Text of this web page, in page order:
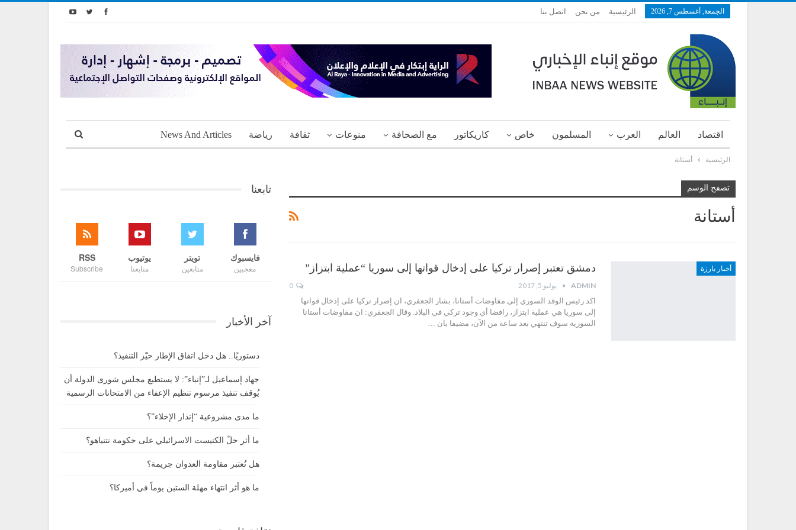
الجمعة, أغسطس 7, 2026 الرئيسية من نحن اتصل بنا
اقتصاد العالم العرب المسلمون خاص كاريكاتور مع الصحافة منوعات ثقافة رياضة News And Articles
الرئيسية أستانة
تصفح الوسم
أستانة
أخبار بارزة دمشق تعتبر إصرار تركيا على إدخال قواتها إلى سوريا “عملية ابتزاز”
ADMIN يوليو 5, 2017
اكد رئيس الوفد السوري إلى مفاوضات أستانا، بشار الجعفري، ان إصرار تركيا على إدخال قواتها
إلى سوريا هي عملية ابتزاز، رافضا أي وجود تركي في البلاد. وقال الجعفري: ان مفاوضات أستانا
السورية سوف تنتهي بعد ساعة من الآن، مضيفا بان …
تابعنا
فايسبوك
معجبين
تويتر
متابعين
يوتيوب
متابعنا
RSS
Subscribe
آخر الأخبار
دستوريًا.. هل دخل اتفاق الإطار حيّز التنفيذ؟
جهاد إسماعيل لـ”إنباء”: لا يستطيع مجلس شورى الدولة أن
يُوقف تنفيذ مرسوم تنظيم الإعفاء من الامتحانات الرسمية
ما مدى مشروعية “إنذار الإخلاء”؟
ما أثر حلّ الكنيست الاسرائيلي على حكومة نتنياهو؟
هل تُعتبر مقاومة العدوان جريمة؟
ما هو أثر انتهاء مهلة الستين يوماً في أميركا؟